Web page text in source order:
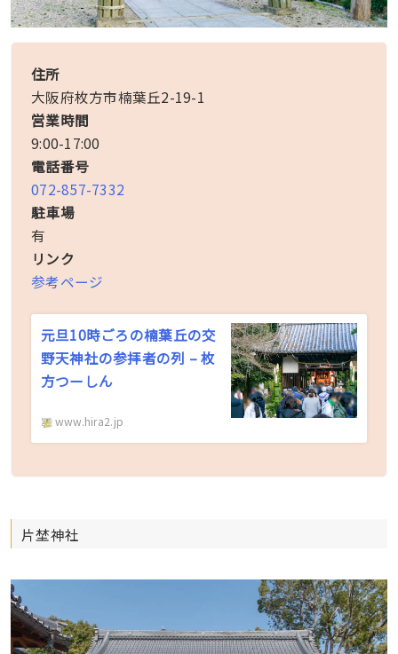
住所
大阪府枚方市楠葉丘2-19-1
営業時間
9:00-17:00
電話番号
072-857-7332
駐車場
有
リンク
参考ページ
元旦10時ごろの楠葉丘の交
野天神社の参拝者の列 – 枚
方つーしん
www.hira2.jp
片埜神社